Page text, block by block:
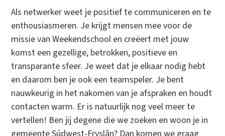
Als netwerker weet je positief te communiceren en te
enthousiasmeren. Je krijgt mensen mee voor de
missie van Weekendschool en creëert met jouw
komst een gezellige, betrokken, positieve en
transparante sfeer. Je weet dat je elkaar nodig hebt
en daarom ben je ook een teamspeler. Je bent
nauwkeurig in het nakomen van je afspraken en houdt
contacten warm. Er is natuurlijk nog veel meer te
vertellen! Ben jij degene die we zoeken en woon je in